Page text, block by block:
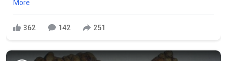
More
362 142 251